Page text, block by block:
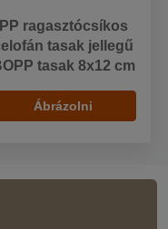
PP ragasztócsíkos
tasak jellegű
tasak 8x12 cm
Ábrázolni